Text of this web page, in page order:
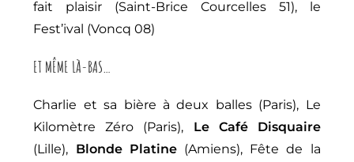
fait plaisir (Saint-Brice Courcelles 51), le
Fest’ival (Voncq 08)
ET MÊME LÀ-BAS…
Charlie et sa bière à deux balles (Paris), Le
Kilomètre Zéro (Paris), Le Café Disquaire
(Lille), Blonde Platine(Amiens), Fête de la